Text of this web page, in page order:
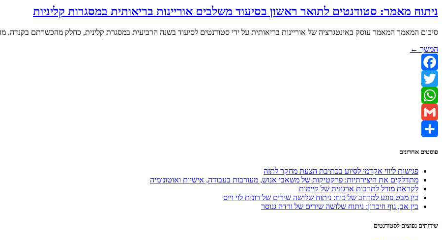
ניתוח מאמר: סטודנטים לתואר ראשון בסיעוד משלבים אוריינות בריאותית במסגרות קליניות
סיכום המאמר המאמר עוסק באינטגרציה של אוריינות בריאותית על ידי סטודנטים לסיעוד בשנה הרביעית במסגרת קלינית, כחלק מהכשרתם בקנדה.
המשך ←
Facebook
Twitter
WhatsApp
Gmail
פוסטים אחרונים
פגישות ליווי אקדמי לסיוע בכתיבת הצעת מחקר לתזה
מתדלקים את היצירתיות: פרקטיקות של משאבי אנוש, מעורבות בעבודה, אישיות ואוטונומיה
לקראת מודל לתרבות ארגונית של קיימות
בין מבט פוגע למרחב של כוח: ניתוח שלושה שירים של רונית לוי וייס
בין אב, גוף וזיכרון: ניתוח שלושה שירים של ורדה גנוסר
שירותים נפוצים לסטודנטים